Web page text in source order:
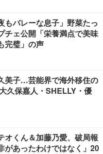
もバレーな息子」野菜たっ
チェ公開「栄養満点で美味
完璧」の声
美子…芸能界で海外移住の
久保嘉人・SHELLY・優
オくん＆加藤乃愛、破局報
があったわけではなく」20